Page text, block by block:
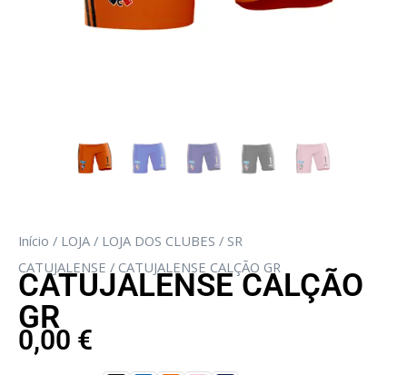
Início / LOJA / LOJA DOS CLUBES / SR
CATUJALENSE / CATUJALENSE CALÇÃO GR
CATUJALENSE CALÇÃO
GR
0,00 €